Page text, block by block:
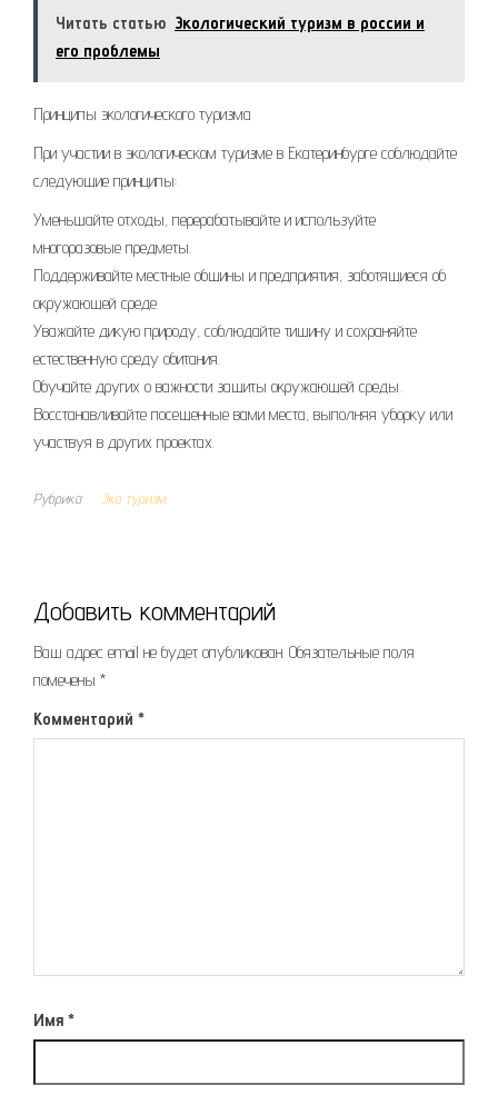
Читать статью Экологический туризм в россии и
его проблемы
Принципы экологического туризма
При участии в экологическом туризме в Екатеринбурге соблюдайте
следующие принципы:
Уменьшайте отходы, перерабатывайте и используйте
многоразовые предметы.
Поддерживайте местные общины и предприятия, заботящиеся об
окружающей среде.
Уважайте дикую природу, соблюдайте тишину и сохраняйте
естественную среду обитания.
Обучайте других о важности защиты окружающей среды.
Восстанавливайте посещенные вами места, выполняя уборку или
участвуя в других проектах.
Рубрика Эко туризм
Добавить комментарий
Ваш адрес email не будет опубликован. Обязательные поля
помечены *
Комментарий *
Имя *